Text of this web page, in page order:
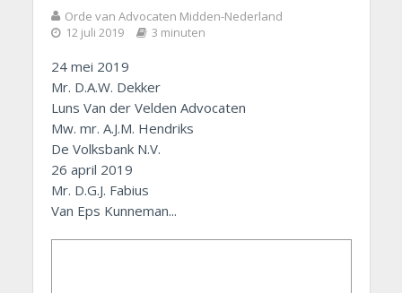
Orde van Advocaten Midden-Nederland
12 juli 2019 3 minuten
24 mei 2019
Mr. D.A.W. Dekker
Luns Van der Velden Advocaten
Mw. mr. A.J.M. Hendriks
De Volksbank N.V.
26 april 2019
Mr. D.G.J. Fabius
Van Eps Kunneman...